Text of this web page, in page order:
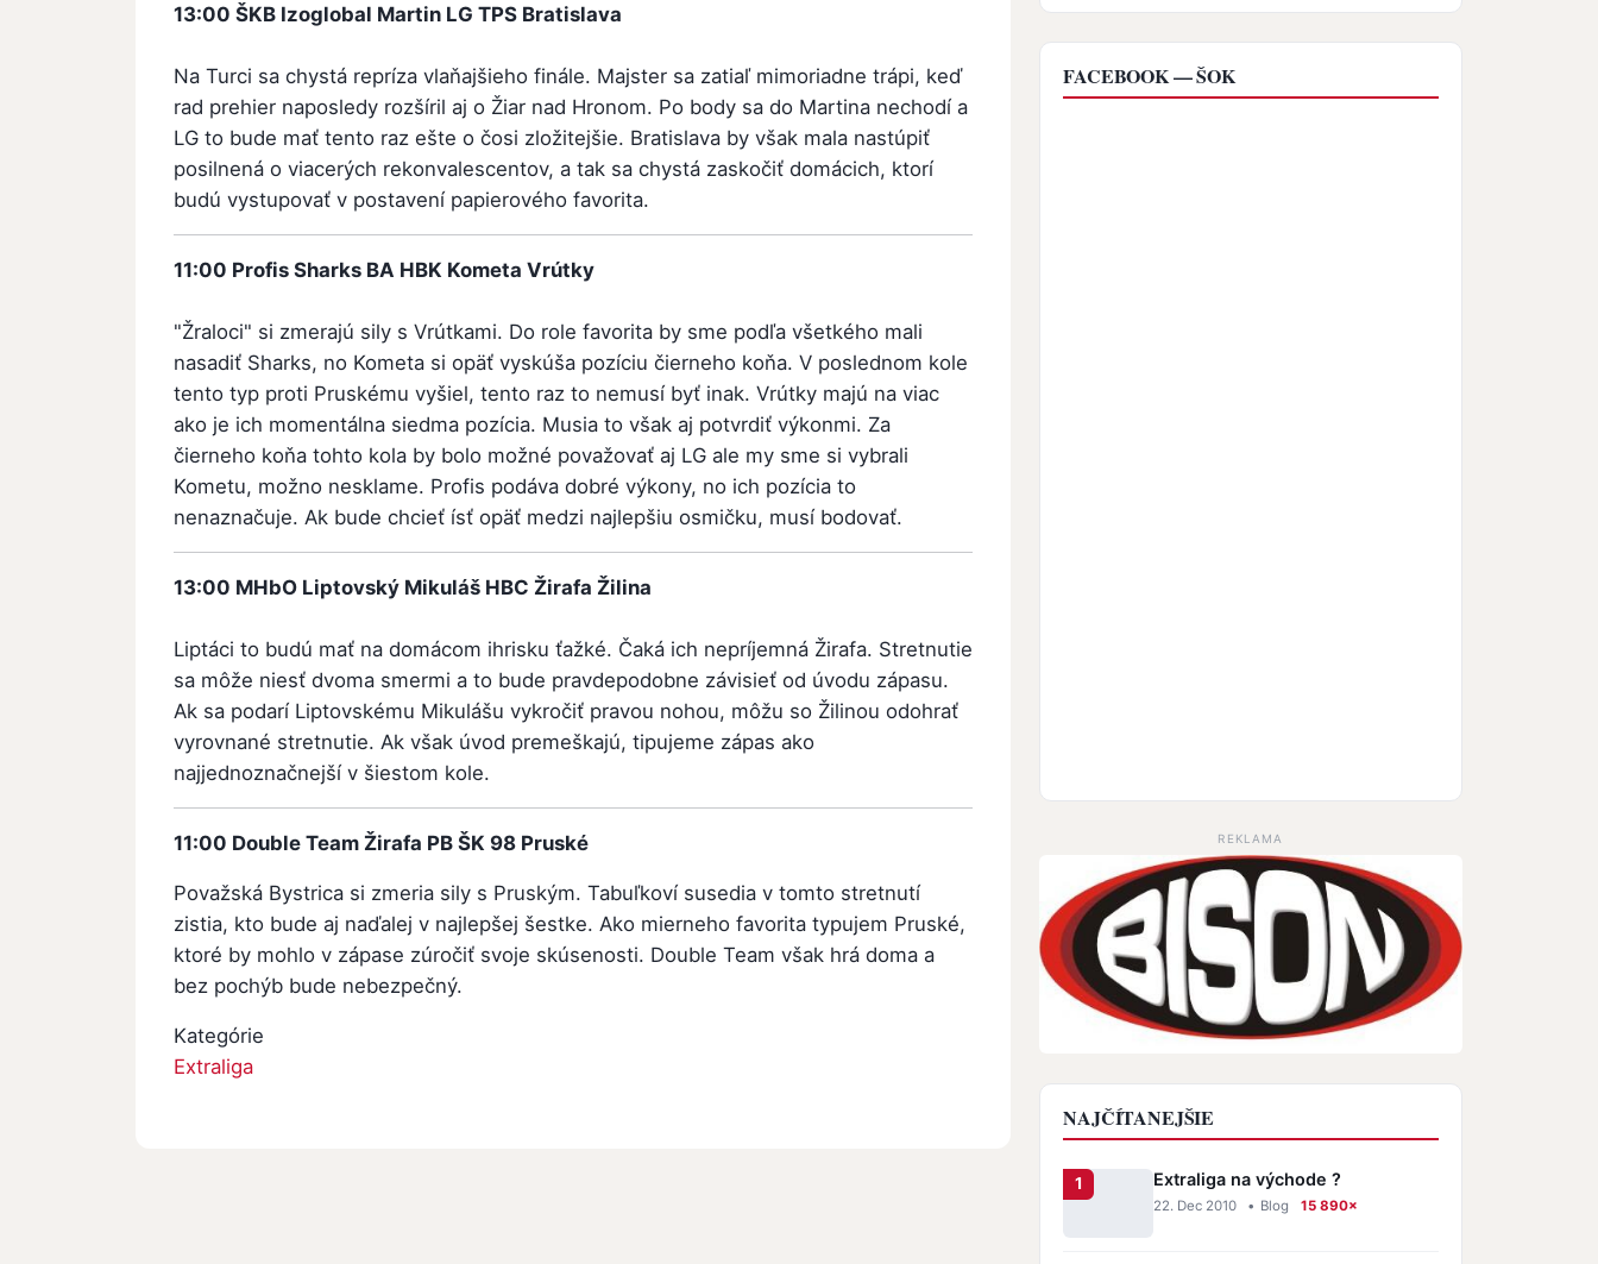
13:00 ŠKB Izoglobal Martin LG TPS Bratislava
Na Turci sa chystá repríza vlaňajšieho finále. Majster sa zatiaľ mimoriadne trápi, keď
rad prehier naposledy rozšíril aj o Žiar nad Hronom. Po body sa do Martina nechodí a
LG to bude mať tento raz ešte o čosi zložitejšie. Bratislava by však mala nastúpiť
posilnená o viacerých rekonvalescentov, a tak sa chystá zaskočiť domácich, ktorí
budú vystupovať v postavení papierového favorita.
11:00 Profis Sharks BA HBK Kometa Vrútky
"Žraloci" si zmerajú sily s Vrútkami. Do role favorita by sme podľa všetkého mali
nasadiť Sharks, no Kometa si opäť vyskúša pozíciu čierneho koňa. V poslednom kole
tento typ proti Pruskému vyšiel, tento raz to nemusí byť inak. Vrútky majú na viac
ako je ich momentálna siedma pozícia. Musia to však aj potvrdiť výkonmi. Za
čierneho koňa tohto kola by bolo možné považovať aj LG ale my sme si vybrali
Kometu, možno nesklame. Profis podáva dobré výkony, no ich pozícia to
nenaznačuje. Ak bude chcieť ísť opäť medzi najlepšiu osmičku, musí bodovať.
13:00 MHbO Liptovský Mikuláš HBC Žirafa Žilina
Liptáci to budú mať na domácom ihrisku ťažké. Čaká ich nepríjemná Žirafa. Stretnutie
sa môže niesť dvoma smermi a to bude pravdepodobne závisieť od úvodu zápasu.
Ak sa podarí Liptovskému Mikulášu vykročiť pravou nohou, môžu so Žilinou odohrať
vyrovnané stretnutie. Ak však úvod premeškajú, tipujeme zápas ako
najjednoznačnejší v šiestom kole.
11:00 Double Team Žirafa PB ŠK 98 Pruské
Považská Bystrica si zmeria sily s Pruským. Tabuľkoví susedia v tomto stretnutí
zistia, kto bude aj naďalej v najlepšej šestke. Ako mierneho favorita typujem Pruské,
ktoré by mohlo v zápase zúročiť svoje skúsenosti. Double Team však hrá doma a
bez pochýb bude nebezpečný.
Kategórie
Extraliga
FACEBOOK — ŠOK
REKLAMA
NAJČÍTANEJŠIE
Extraliga na východe ?
22. Dec 2010 • Blog 15 890×